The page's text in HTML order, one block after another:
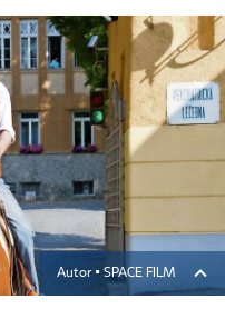
Autor ▪ SPACE FILM